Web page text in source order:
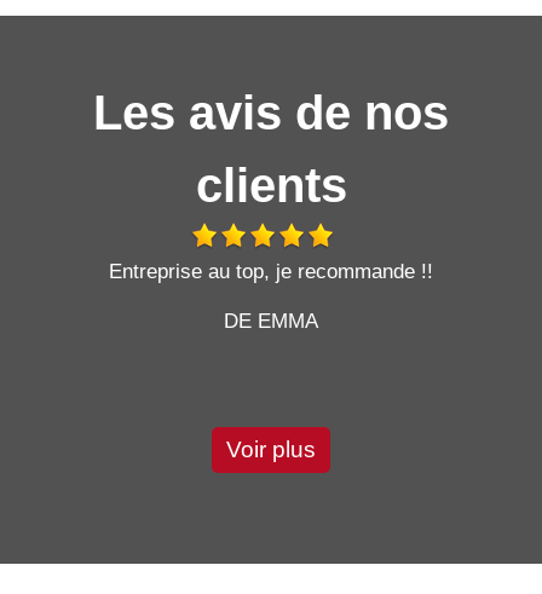
Les avis de nos
clients
Entreprise au top, je recommande !!
DE EMMA
Voir plus